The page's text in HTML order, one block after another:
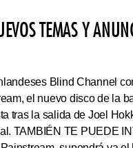
TEMAS Y
Blind Channel
el nuevo disco de la
tras la salida de Joel
TAMBIÉN TE PUEDE